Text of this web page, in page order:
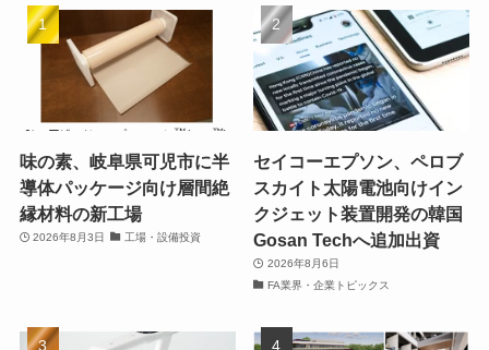
味の素、岐阜県可児市に半
導体パッケージ向け層間絶
縁材料の新工場
2026年8月3日 工場・設備投資
セイコーエプソン、ペロブ
スカイト太陽電池向けイン
クジェット装置開発の韓国
Gosan Techへ追加出資
2026年8月6日
FA業界・企業トピックス